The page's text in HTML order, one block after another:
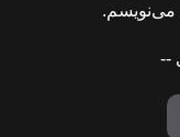
می‌نویسم.
--